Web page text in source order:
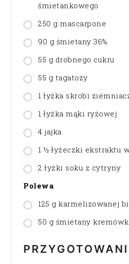
śmietankowego
250 g mascarpone
90 g śmietany 36%
55 g drobnego cukru
55 g tagatozy
1 łyżka skrobi
1 łyżka mąki ryżowej
4 jajka
1 ½ łyżeczki ekstraktu
2 łyżki soku z cytryny
Polewa
125 g karmelizowanej
50 g śmietany